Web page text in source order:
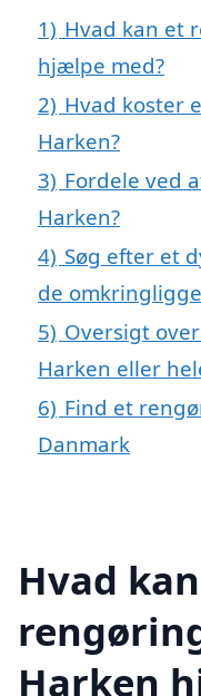
1) Hvad kan et
hjælpe med?
2) Hvad koster
Harken?
3) Fordele ved
Harken?
4) Søg efter et
de
5) Oversigt
Harken eller
6) Find et
Danmark
Hvad
Harken